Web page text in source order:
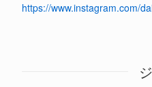
https://www.instagram.com/